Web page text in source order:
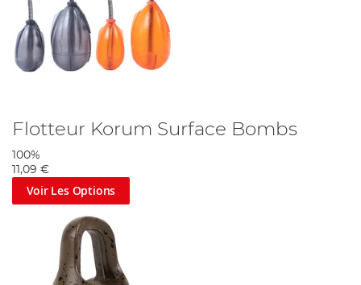
Flotteur Korum Surface Bombs
100%
11,09 €
Voir Les Options